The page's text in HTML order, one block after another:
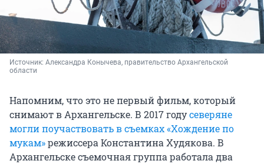
Источник: Александра Конычева, правительство Архангельской
области
Напомним, что это не первый фильм, который
снимают в Архангельске. В 2017 годусеверяне
могли поучаствовать в съемках «Хождение по
мукам»режиссера Константина Худякова. В
Архангельске съемочная группа работала два